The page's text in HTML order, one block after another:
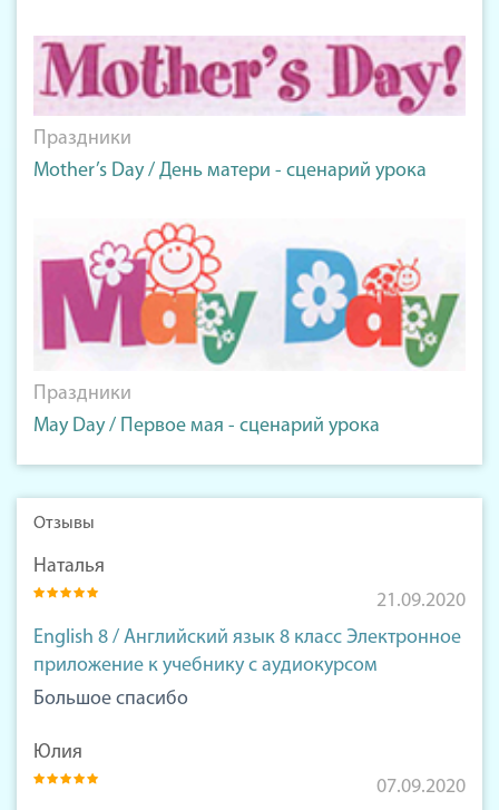
Праздники
Mother’s Day / День матери - сценарий урока
Праздники
May Day / Первое мая - сценарий урока
Отзывы
Наталья
21.09.2020
English 8 / Английский язык 8 класс Электронное
приложение к учебнику с аудиокурсом
Большое спасибо
Юлия
07.09.2020